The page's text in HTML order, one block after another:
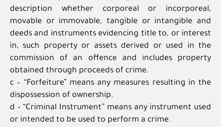
description whether corporeal or incorporeal,
movable or immovable, tangible or intangible and
deeds and instruments evidencing title to, or interest
in, such property or assets derived or used in the
commission of an offence and includes property
obtained through proceeds of crime.
c – “Forfeiture” means any measures resulting in the
dispossession of ownership.
d – “Criminal Instrument” means any instrument used
or intended to be used to perform a crime.